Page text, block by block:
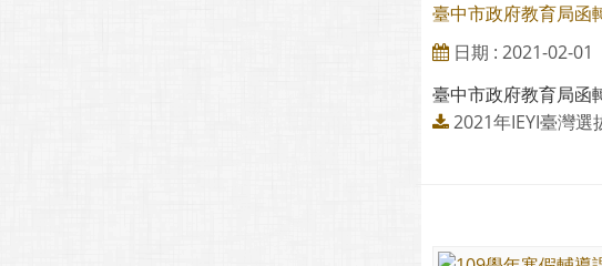
臺中市政府教育局函
日期 : 2021-02-01
臺中市政府教育局函
2021年IEYI臺灣